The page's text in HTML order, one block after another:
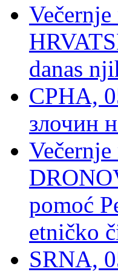
danas
СРНА,
злочин
pomoć
etničko
SRNA,